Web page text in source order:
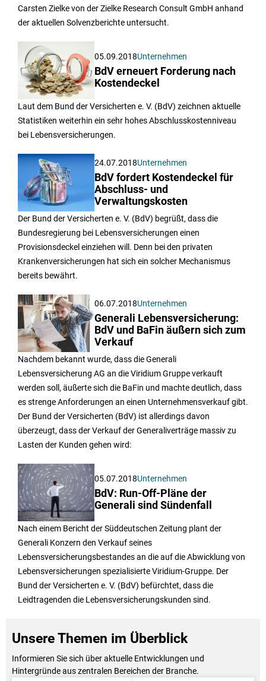
Carsten Zielke von der Zielke Research Consult GmbH anhand
der aktuellen Solvenzberichte untersucht.
05.09.2018Unternehmen
BdV erneuert Forderung nach
Kostendeckel
Laut dem Bund der Versicherten e. V. (BdV) zeichnen aktuelle
Statistiken weiterhin ein sehr hohes Abschlusskostenniveau
bei Lebensversicherungen.
24.07.2018Unternehmen
BdV fordert Kostendeckel für
Abschluss- und
Verwaltungskosten
Der Bund der Versicherten e. V. (BdV) begrüßt, dass die
Bundesregierung bei Lebensversicherungen einen
Provisionsdeckel einziehen will. Denn bei den privaten
Krankenversicherungen hat sich ein solcher Mechanismus
bereits bewährt.
06.07.2018Unternehmen
Generali Lebensversicherung:
BdV und BaFin äußern sich zum
Verkauf
Nachdem bekannt wurde, dass die Generali
Lebensversicherung AG an die Viridium Gruppe verkauft
werden soll, äußerte sich die BaFin und machte deutlich, dass
es strenge Anforderungen an einen Unternehmensverkauf gibt.
Der Bund der Versicherten (BdV) ist allerdings davon
überzeugt, dass der Verkauf der Generaliverträge massiv zu
Lasten der Kunden gehen wird:
05.07.2018Unternehmen
BdV: Run-Off-Pläne der
Generali sind Sündenfall
Nach einem Bericht der Süddeutschen Zeitung plant der
Generali Konzern den Verkauf seines
Lebensversicherungsbestandes an die auf die Abwicklung von
Lebensversicherungen spezialisierte Viridium-Gruppe. Der
Bund der Versicherten e. V. (BdV) befürchtet, dass die
Leidtragenden die Lebensversicherungskunden sind.
Unsere Themen im Überblick
Informieren Sie sich über aktuelle Entwicklungen und
Hintergründe aus zentralen Bereichen der Branche.